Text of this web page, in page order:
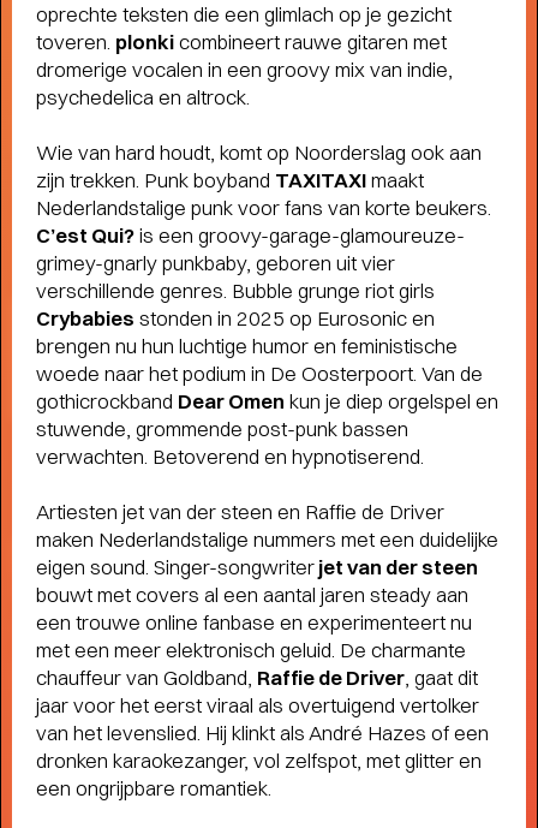
Terugblik
WAT EEN JAAR MET FUSE!- Terugblik
op Fuse als Artist in Residence
oprechte teksten die een glimlach op je gezicht
toveren. plonkicombineert rauwe gitaren met
dromerige vocalen in een groovy mix van indie,
psychedelica en altrock.
Wie van hard houdt, komt op Noorderslag ook aan
zijn trekken. Punk boyband TAXITAXImaakt
Nederlandstalige punk voor fans van korte beukers.
C’est Qui?is een groovy-garage-glamoureuze-
grimey-gnarly punkbaby, geboren uit vier
verschillende genres. Bubble grunge riot girls
Crybabies stonden in 2025 op Eurosonic en
brengen nu hun luchtige humor en feministische
woede naar het podium in De Oosterpoort. Van de
gothicrockband Dear Omen kun je diep orgelspel en
stuwende, grommende post-punk bassen
verwachten. Betoverend en hypnotiserend.
Artiesten jet van der steen en Raffie de Driver
maken Nederlandstalige nummers met een duidelijke
eigen sound. Singer-songwriterjet van der steen
bouwt met covers al een aantal jaren steady aan
een trouwe online fanbase en experimenteert nu
met een meer elektronisch geluid. De charmante
chauffeur van Goldband, Raffie de Driver , gaat dit
jaar voor het eerst viraal als overtuigend vertolker
van het levenslied. Hij klinkt als André Hazes of een
dronken karaokezanger, vol zelfspot, met glitter en
een ongrijpbare romantiek.